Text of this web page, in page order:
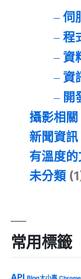
伺
程
資
資
開
攝影相關
新聞資訊
有溫度的
未分類
常用標籤
API